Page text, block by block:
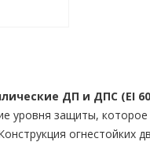
ДП и ДПС (EI
уровня защиты,